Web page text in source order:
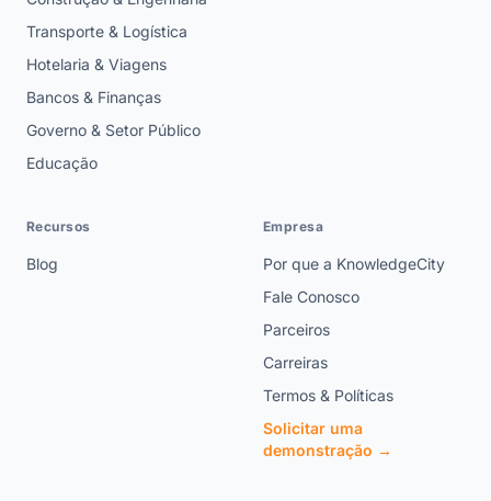
Transporte & Logística
Hotelaria & Viagens
Bancos & Finanças
Governo & Setor Público
Educação
Recursos
Blog
Empresa
Por que a KnowledgeCity
Fale Conosco
Parceiros
Carreiras
Termos & Políticas
Solicitar uma
demonstração →